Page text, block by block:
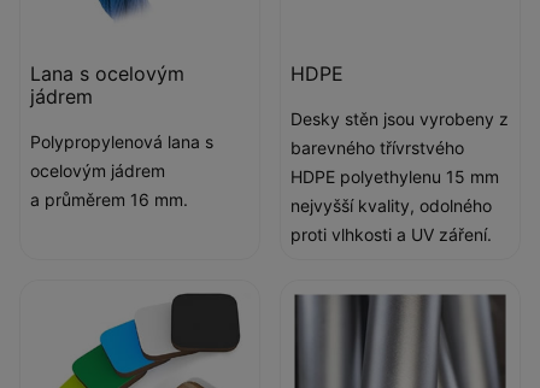
Lana s ocelovým
jádrem
Polypropylenová lana s
ocelovým jádrem
a průměrem 16 mm.
HDPE
Desky stěn jsou vyrobeny z
barevného třívrstvého
HDPE polyethylenu 15 mm
nejvyšší kvality, odolného
proti vlhkosti a UV záření.